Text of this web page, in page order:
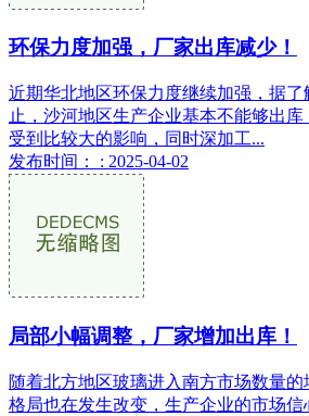
环保力度加强，厂家出库减少！
近期华北地区环保力度继续加强，据了
止，沙河地区生产企业基本不能够出
受到比较大的影响，同时深加工...
发布时间： : 2025-04-02
局部小幅调整，厂家增加出库！
随着北方地区玻璃进入南方市场数量
格局也在发生改变，生产企业的市场